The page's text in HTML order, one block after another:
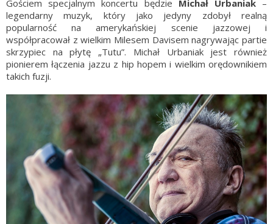
Gościem specjalnym koncertu będzie Michał Urbaniak–
legendarny muzyk, który jako jedyny zdobył realną
popularność na amerykańskiej scenie jazzowej i
współpracował z wielkim Milesem Davisem nagrywając partie
skrzypiec na płytę „Tutu”. Michał Urbaniak jest również
pionierem łączenia jazzu z hip hopem i wielkim orędownikiem
takich fuzji.